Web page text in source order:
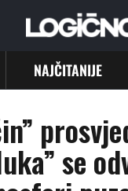
NAJČITANIJE
se